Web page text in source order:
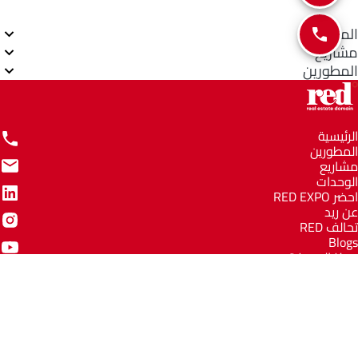
المناطق
مشاريع
المطورين
الرئيسية
المطورين
مشاريع
الوحدات
احضر RED EXPO
عن ريد
تحالف RED
Blogs
مركز المعرفة